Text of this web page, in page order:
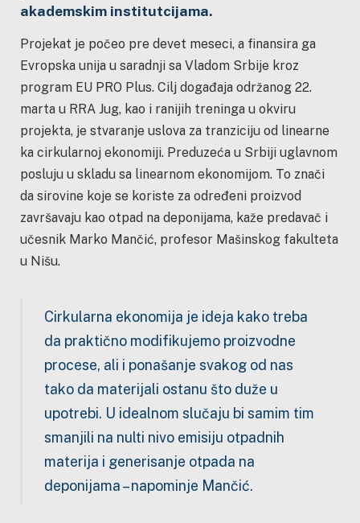
akademskim institutcijama.
Projekat je počeo pre devet meseci, a finansira ga
Evropska unija u saradnji sa Vladom Srbije kroz
program EU PRO Plus. Cilj događaja održanog 22.
marta u RRA Jug, kao i ranijih treninga u okviru
projekta, je stvaranje uslova za tranziciju od linearne
ka cirkularnoj ekonomiji. Preduzeća u Srbiji uglavnom
posluju u skladu sa linearnom ekonomijom. To znači
da sirovine koje se koriste za određeni proizvod
završavaju kao otpad na deponijama, kaže predavač i
učesnik Marko Mančić, profesor Mašinskog fakulteta
u Nišu.
Cirkularna ekonomija je ideja kako treba
da praktično modifikujemo proizvodne
procese, ali i ponašanje svakog od nas
tako da materijali ostanu što duže u
upotrebi. U idealnom slučaju bi samim tim
smanjili na nulti nivo emisiju otpadnih
materija i generisanje otpada na
deponijama – napominje Mančić.